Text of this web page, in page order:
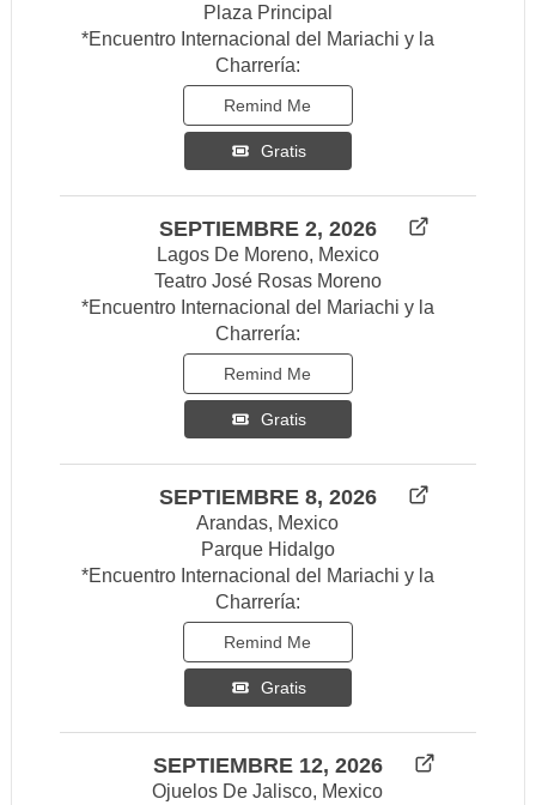
Plaza Principal
*Encuentro Internacional del Mariachi y la
Charrería:
Remind Me
Gratis
SEPTIEMBRE 2, 2026
Lagos De Moreno, Mexico
Teatro José Rosas Moreno
*Encuentro Internacional del Mariachi y la
Charrería:
Remind Me
Gratis
SEPTIEMBRE 8, 2026
Arandas, Mexico
Parque Hidalgo
*Encuentro Internacional del Mariachi y la
Charrería:
Remind Me
Gratis
SEPTIEMBRE 12, 2026
Ojuelos De Jalisco, Mexico